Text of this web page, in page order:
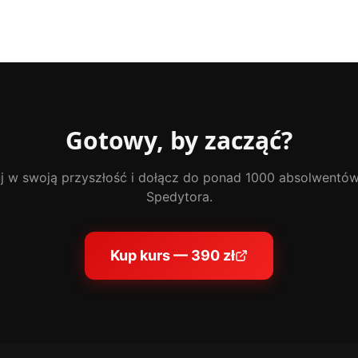
Gotowy, by zacząć?
w swoją przyszłość i dołącz do ponad 1000
Spedytora.
Kup kurs — 390 zł